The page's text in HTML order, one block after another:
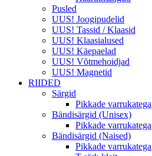
Pusled
UUS! Joogipudelid
UUS! Tassid / Klaasid
UUS! Klaasialused
UUS! Käepaelad
UUS! Võtmehoidjad
UUS! Magnetid
RIIDED
Särgid
Pikkade varrukatega
Bändisärgid (Unisex)
Pikkade varrukatega
Bändisärgid (Naised)
Pikkade varrukatega